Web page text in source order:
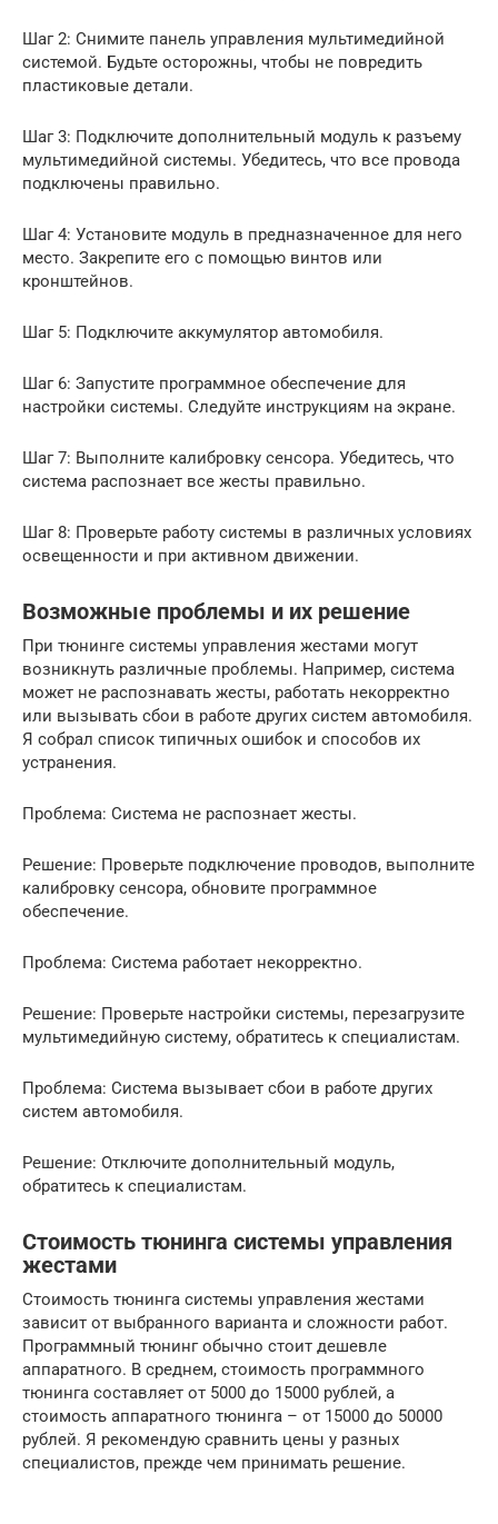
Шаг 2: Снимите панель управления мультимедийной
системой. Будьте осторожны, чтобы не повредить
пластиковые детали.
Шаг 3: Подключите дополнительный модуль к разъему
мультимедийной системы. Убедитесь, что все провода
подключены правильно.
Шаг 4: Установите модуль в предназначенное для него
место. Закрепите его с помощью винтов или
кронштейнов.
Шаг 5: Подключите аккумулятор автомобиля.
Шаг 6: Запустите программное обеспечение для
настройки системы. Следуйте инструкциям на экране.
Шаг 7: Выполните калибровку сенсора. Убедитесь, что
система распознает все жесты правильно.
Шаг 8: Проверьте работу системы в различных условиях
освещенности и при активном движении.
Возможные проблемы и их решение
При тюнинге системы управления жестами могут
возникнуть различные проблемы. Например, система
может не распознавать жесты, работать некорректно
или вызывать сбои в работе других систем автомобиля.
Я собрал список типичных ошибок и способов их
устранения.
Проблема: Система не распознает жесты.
Решение: Проверьте подключение проводов, выполните
калибровку сенсора, обновите программное
обеспечение.
Проблема: Система работает некорректно.
Решение: Проверьте настройки системы, перезагрузите
мультимедийную систему, обратитесь к специалистам.
Проблема: Система вызывает сбои в работе других
систем автомобиля.
Решение: Отключите дополнительный модуль,
обратитесь к специалистам.
Стоимость тюнинга системы управления
жестами
Стоимость тюнинга системы управления жестами
зависит от выбранного варианта и сложности работ.
Программный тюнинг обычно стоит дешевле
аппаратного. В среднем, стоимость программного
тюнинга составляет от 5000 до 15000 рублей, а
стоимость аппаратного тюнинга – от 15000 до 50000
рублей. Я рекомендую сравнить цены у разных
специалистов, прежде чем принимать решение.